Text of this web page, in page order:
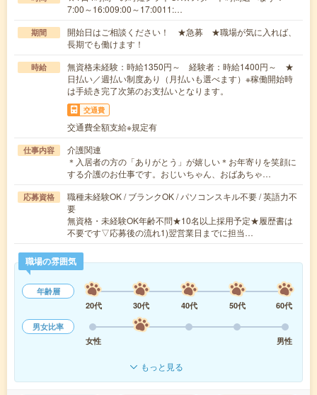
7:00～16:009:00～17:0011:…
期間
開始日はご相談ください！ ★急募 ★職場が気に入れば、
長期でも働けます！
時給
無資格未経験：時給1350円～ 経験者：時給1400円～ ★
日払い／週払い制度あり（月払いも選べます）※稼働開始時
は手続き完了次第のお支払いとなります。
交通費
交通費全額支給※規定有
仕事内容
介護関連
＊入居者の方の「ありがとう」が嬉しい＊お年寄りを笑顔に
する介護のお仕事です。おじいちゃん、おばあちゃ…
応募資格
職種未経験OK / ブランクOK / パソコンスキル不要 / 英語力不
要
無資格・未経験OK年齢不問★10名以上採用予定★履歴書は
不要です▽応募後の流れ1)翌営業日までに担当…
職場の雰囲気
年齢層
20代
30代 40代 50代
60代
男女比率
女性
男性
もっと見る